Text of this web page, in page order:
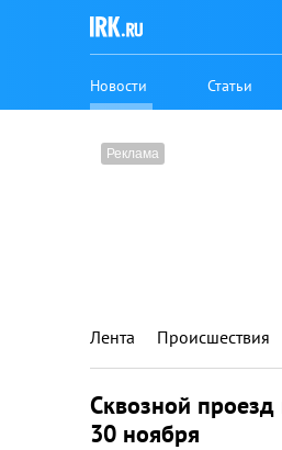
Новости Статьи
Лента Происшествия
Сквозной
30 ноября